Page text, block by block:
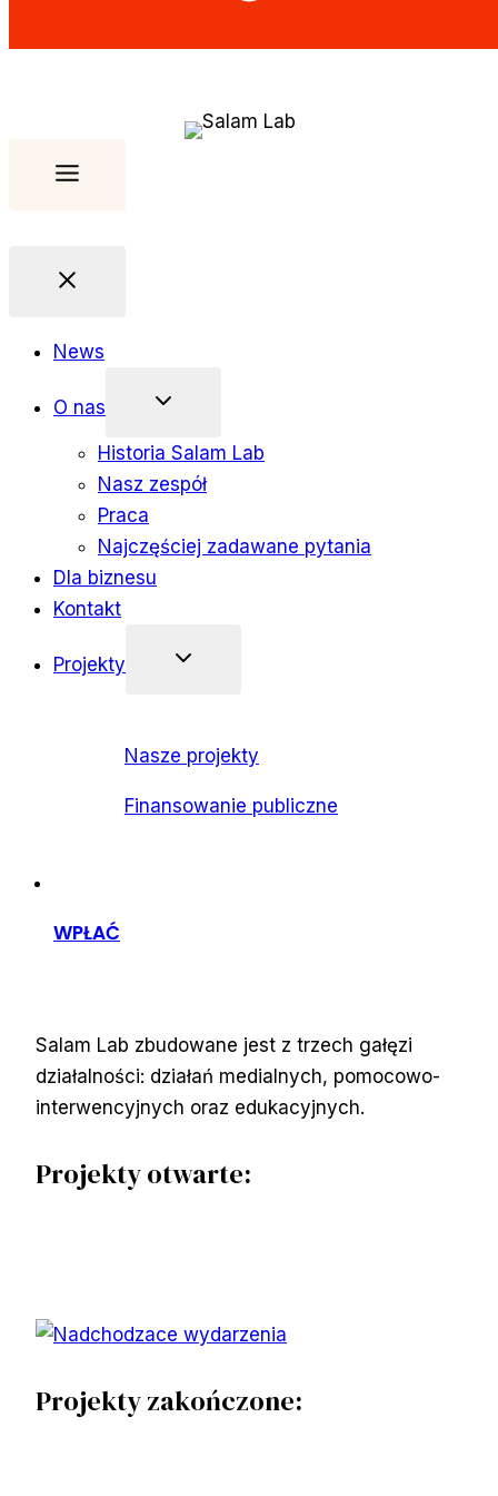
News
O nas
Historia Salam Lab
Nasz zespół
Praca
Najczęściej zadawane pytania
Dla biznesu
Kontakt
Projekty
Nasze projekty
Finansowanie publiczne
WPŁAĆ
Salam Lab zbudowane jest z trzech gałęzi
działalności: działań medialnych, pomocowo-
interwencyjnych oraz edukacyjnych.
Projekty otwarte:
Projekty zakończone: